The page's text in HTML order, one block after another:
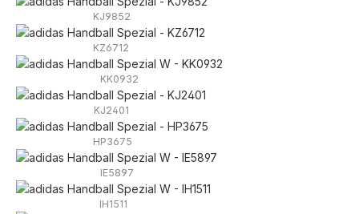
KJ9852
KZ6712
KK0932
KJ2401
HP3675
IE5897
IH1511